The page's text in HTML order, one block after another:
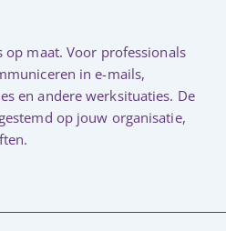
maat. Voor professionals
in e-mails,
en andere werksituaties. De
op jouw organisatie,